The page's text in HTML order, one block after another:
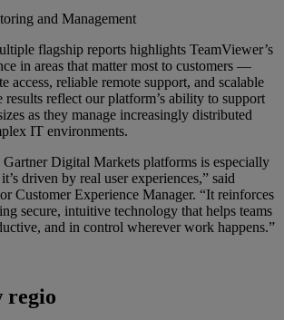
and Management
flagship reports highlights TeamViewer’s
in areas that matter most to customers —
access, reliable remote support, and scalable
results reflect our platform’s ability to support
as they manage increasingly distributed
IT environments.
Gartner Digital Markets platforms is especially
driven by real user experiences,” said
Customer Experience Manager. “It reinforces
secure, intuitive technology that helps teams
and in control wherever work happens.”
regio